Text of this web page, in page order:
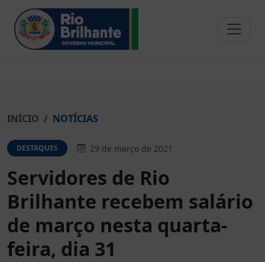
INÍCIO NOTÍCIAS
DESTAQUES 29 de março de 2021
Servidores de Rio
Brilhante recebem salário
de março nesta quarta-
feira, dia 31